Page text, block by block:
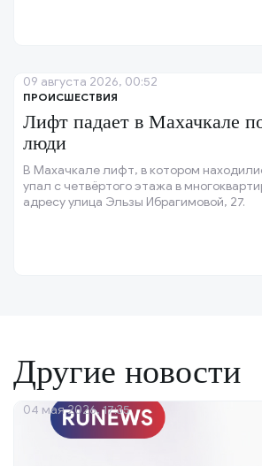
ПРОИСШЕСТВИЯ
Лифт падает в Махачкале
люди
В Махачкале лифт, в котором
упал с четвёртого этажа в
адресу улица Эльзы Ибрагимовой, 27.
09 августа 2026, 00:52
Другие новости
04 мая 2026, 17:35